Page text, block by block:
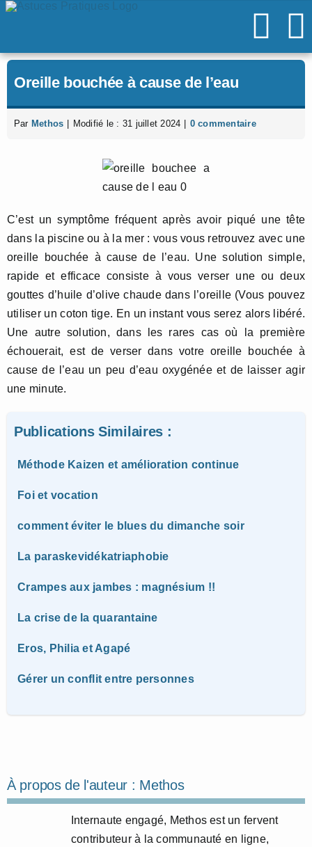
Passer
Oreille bouchée à cause de l’eau
Par Methos Modifié le : 31 juillet 2024 0 commentaire
C’est un symptôme fréquent après avoir piqué une tête
dans la piscine ou à la mer : vous vous retrouvez avec une
oreille bouchée à cause de l’eau. Une solution simple,
rapide et efficace consiste à vous verser une ou deux
gouttes d’huile d’olive chaude dans l’oreille (Vous pouvez
utiliser un coton tige. En un instant vous serez alors libéré.
Une autre solution, dans les rares cas où la première
échouerait, est de verser dans votre oreille bouchée à
cause de l’eau un peu d’eau oxygénée et de laisser agir
une minute.
Publications Similaires :
Méthode Kaizen et amélioration continue
Foi et vocation
comment éviter le blues du dimanche soir
La paraskevidékatriaphobie
Crampes aux jambes : magnésium !!
La crise de la quarantaine
Eros, Philia et Agapé
Gérer un conflit entre personnes
À propos de l'auteur : Methos
Internaute engagé, Methos est un fervent
contributeur à la communauté en ligne,